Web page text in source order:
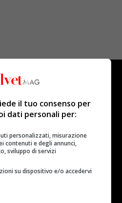
il tuo consenso per
dati personali per:
personalizzati, misurazione
contenuti e degli annunci,
sviluppo di servizi
su dispositivo e/o accedervi